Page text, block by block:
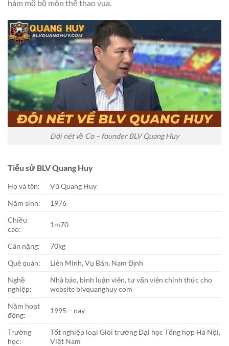
hâm mộ bộ môn thể thao vua.
Đôi nét về Co – founder BLV Quang Huy
Tiểu sử BLV Quang Huy
Họ và tên:
Vũ Quang Huy
Năm sinh:
1976
Chiều
cao:
1m70
Cân nặng:
70kg
Quê quán:
Liên Minh, Vụ Bản, Nam Định
Nghề
nghiệp:
Nhà báo, bình luận viên, tư vấn viên chính thức cho
website blvquanghuy com
Năm hoạt
động:
1995 – nay
Trường
học:
Tốt nghiệp loại Giỏi trường Đại học Tổng hợp Hà Nội,
Việt Nam